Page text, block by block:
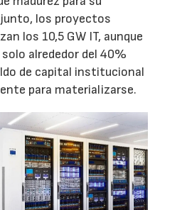
los proyectos
los 10,5 GW IT, aunque
alrededor del 40%
de capital institucional
para materializarse.